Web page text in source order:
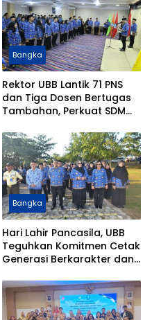
Bangka
Rektor UBB Lantik 71 PNS
dan Tiga Dosen Bertugas
Tambahan, Perkuat SDM
Bangka
Hari Lahir Pancasila, UBB
Teguhkan Komitmen Cetak
Generasi Berkarakter dan